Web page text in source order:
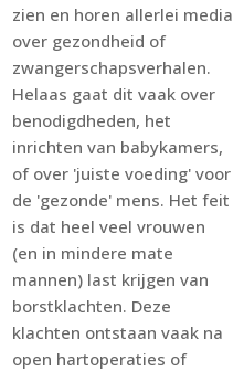
zien en horen allerlei media
over gezondheid of
zwangerschapsverhalen.
Helaas gaat dit vaak over
benodigdheden, het
inrichten van babykamers,
of over 'juiste voeding' voor
de 'gezonde' mens. Het feit
is dat heel veel vrouwen
(en in mindere mate
mannen) last krijgen van
borstklachten. Deze
klachten ontstaan vaak na
open hartoperaties of